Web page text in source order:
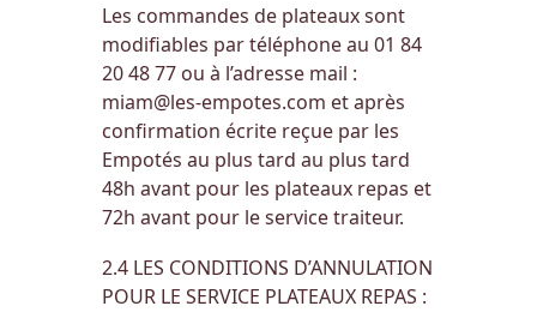
Les commandes de plateaux sont
modifiables par téléphone au 01 84
20 48 77 ou à l’adresse mail :
miam@les-empotes.com et après
confirmation écrite reçue par les
Empotés au plus tard au plus tard
48h avant pour les plateaux repas et
72h avant pour le service traiteur.
2.4 LES CONDITIONS D’ANNULATION
POUR LE SERVICE PLATEAUX REPAS :